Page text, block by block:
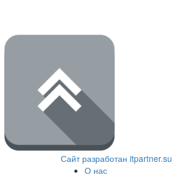
Сайт разработан itpartner.su
О нас